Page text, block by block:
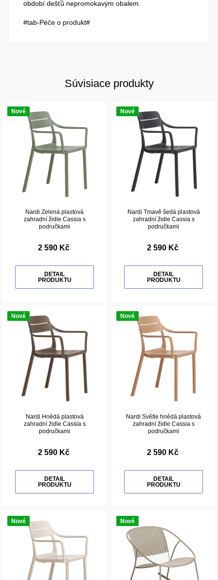
období dešťů nepromokavým obalem.
#tab-Péče o produkt#
Súvisiace produkty
Nové
Nardi Zelená plastová
zahradní židle Cassia s
područkami
2 590 Kč
DETAIL
PRODUKTU
Nové
Nardi Tmavě šedá plastová
zahradní židle Cassia s
područkami
2 590 Kč
DETAIL
PRODUKTU
Nové
Nardi Hnědá plastová
zahradní židle Cassia s
područkami
2 590 Kč
DETAIL
PRODUKTU
Nové
Nardi Světle hnědá plastová
zahradní židle Cassia s
područkami
2 590 Kč
DETAIL
PRODUKTU
Nové Nové